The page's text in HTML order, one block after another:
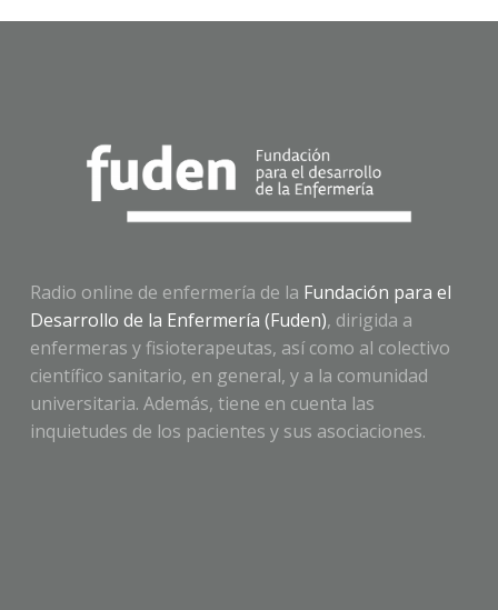
Radio online de enfermería de la Fundación para el
Desarrollo de la Enfermería (Fuden), dirigida a
enfermeras y fisioterapeutas, así como al colectivo
científico sanitario, en general, y a la comunidad
universitaria. Además, tiene en cuenta las
inquietudes de los pacientes y sus asociaciones.